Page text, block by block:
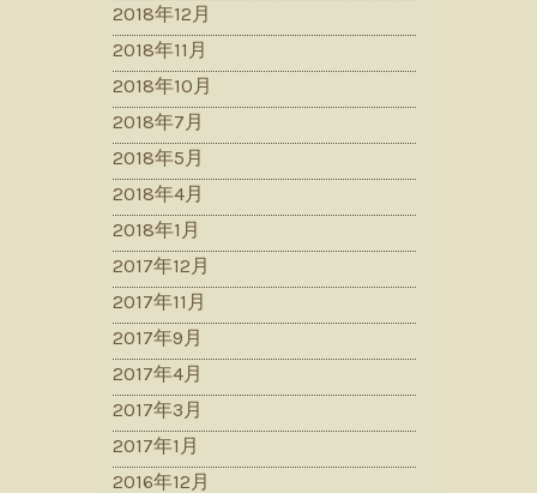
2018年12月
2018年11月
2018年10月
2018年7月
2018年5月
2018年4月
2018年1月
2017年12月
2017年11月
2017年9月
2017年4月
2017年3月
2017年1月
2016年12月